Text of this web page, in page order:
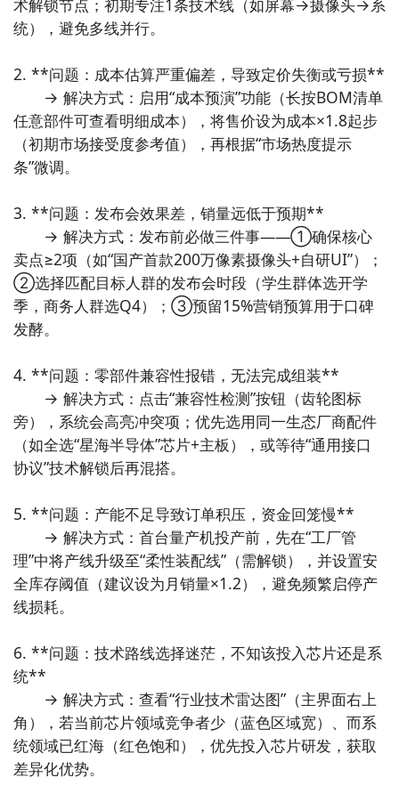
全球好游抢先下
立即下载
三大方法，下边就让九游独家来为您揭秘吧！
方法一： 关注九游手机制造模拟器2大事件
步骤1：百度搜索“九游手机制造模拟器2”专区；
时间都会最新发布，这是九游独家的哦；
方法二： 下载九游APP，订阅手机制造模拟器2的开测
提醒
步骤1：点击下载九游APP；
步骤2：进入APP搜索“手机制造模拟器2”，订阅后可及
时接受活动,礼包,开测和开放下载的提醒；
2 九游客户端
最直接的方法就是到九游APP进行下载，九游APP提供
海量的精品游戏下载，
在九游客户端搜索栏中输入手机制造模拟器2进行搜索，
就不用四处寻求游戏下载包，简简单单的两步你就可以
安装了，同时​还有大量的安卓手机游戏攻略。
九游APP下载【高速下载】
好了，小编为大家大家提供了这两种教程是下载手机制
造模拟器2最为直接方法哦，不知道大家有没有清楚的知
制造模拟器2
统），避免多线并行。
2. **问题：成本估算严重偏差，导致定价失衡或亏损**
→ 解决方式：启用“成本预演”功能（长按BOM清单
任意部件可查看明细成本），将售价设为成本×1.8起步
（初期市场接受度参考值），再根据“市场热度提示
条”微调。
3. **问题：发布会效果差，销量远低于预期**
→ 解决方式：发布前必做三件事——①确保核心
卖点≥2项（如“国产首款200万像素摄像头+自研UI”）；
②选择匹配目标人群的发布会时段（学生群体选开学
季，商务人群选Q4）；③预留15%营销预算用于口碑
发酵。
4. **问题：零部件兼容性报错，无法完成组装**
→ 解决方式：点击“兼容性检测”按钮（齿轮图标
旁），系统会高亮冲突项；优先选用同一生态厂商配件
（如全选“星海半导体”芯片+主板），或等待“通用接口
协议”技术解锁后再混搭。
5. **问题：产能不足导致订单积压，资金回笼慢**
→ 解决方式：首台量产机投产前，先在“工厂管
理”中将产线升级至“柔性装配线”（需解锁），并设置安
全库存阈值（建议设为月销量×1.2），避免频繁启停产
线损耗。
6. **问题：技术路线选择迷茫，不知该投入芯片还是系
统**
→ 解决方式：查看“行业技术雷达图”（主界面右上
角），若当前芯片领域竞争者少（蓝色区域宽）、而系
统领域已红海（红色饱和），优先投入芯片研发，获取
差异化优势。